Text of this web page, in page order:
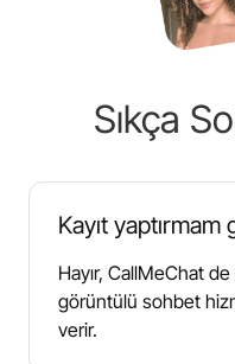
Sıkça
Kayıt
Hayır, CallMeChat
görüntülü sohbet
verir.